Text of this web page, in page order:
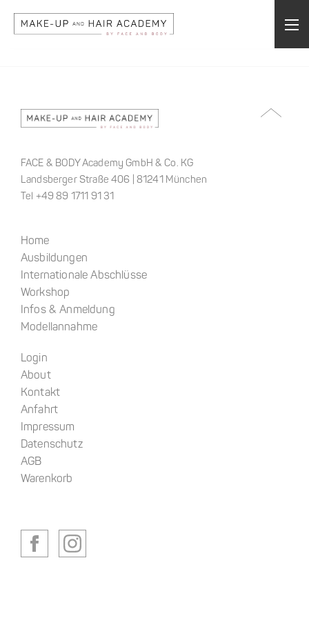
FACE & BODY Academy GmbH & Co. KG
Landsberger Straße 406 | 81241 München
Tel +49 89 1711 91 31
Home
Ausbildungen
Internationale Abschlüsse
Workshop
Infos & Anmeldung
Modellannahme
Login
About
Kontakt
Anfahrt
Impressum
Datenschutz
AGB
Warenkorb